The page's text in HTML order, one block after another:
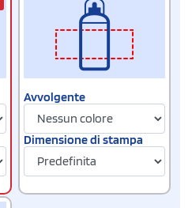
Avvolgente
Dimensione di stampa